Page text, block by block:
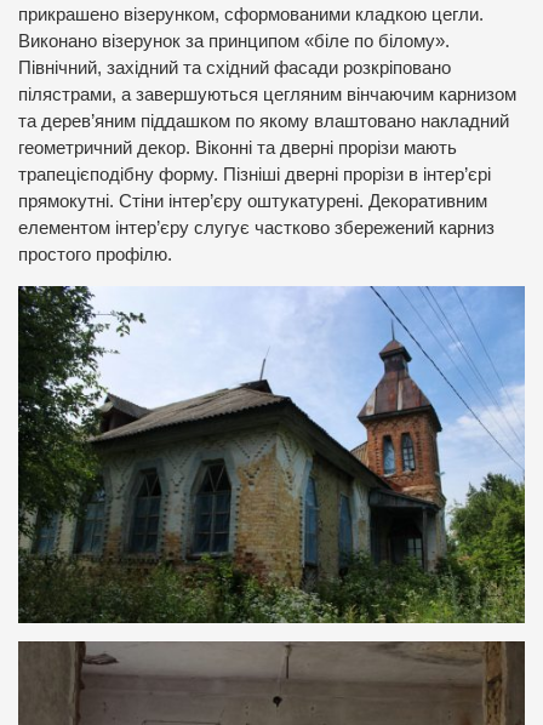
прикрашено візерунком, сформованими кладкою цегли.
Виконано візерунок за принципом «біле по білому».
Північний, західний та східний фасади розкріповано
пілястрами, а завершуються цегляним вінчаючим карнизом
та дерев’яним піддашком по якому влаштовано накладний
геометричний декор. Віконні та дверні прорізи мають
трапецієподібну форму. Пізніші дверні прорізи в інтер’єрі
прямокутні. Стіни інтер’єру оштукатурені. Декоративним
елементом інтер’єру слугує частково збережений карниз
простого профілю.